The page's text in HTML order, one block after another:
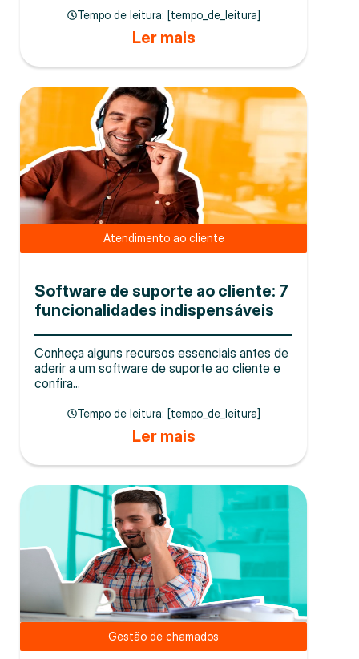
Tempo de leitura: [tempo_de_leitura]
Ler mais
Atendimento ao cliente
Software de suporte ao cliente: 7
funcionalidades indispensáveis
Conheça alguns recursos essenciais antes de
aderir a um software de suporte ao cliente e
confira...
Tempo de leitura: [tempo_de_leitura]
Ler mais
Gestão de chamados